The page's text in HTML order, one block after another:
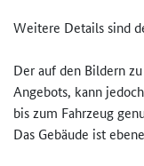
Weitere Details sind
Der auf den Bildern
Angebots, kann
bis zum Fahrzeug
Das Gebäude ist